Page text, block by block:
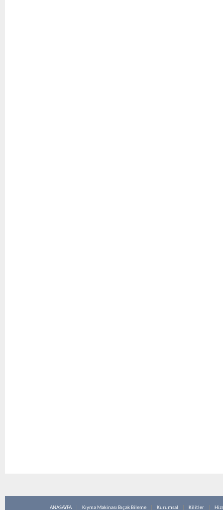
ANASAYFA Kıyma Makinası Bıçak Bileme Kurumsal Kilitler